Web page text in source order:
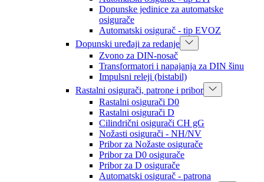
Dopunske jedinice za automatske
osigurače
Automatski osigurač - tip EVOZ
Dopunski uređaji za redanje
Zvono za DIN-nosač
Transformatori i napajanja za DIN šinu
Impulsni releji (bistabil)
Rastalni osigurači, patrone i pribor
Rastalni osigurači D0
Rastalni osigurači D
Cilindrični osigurači CH gG
Nožasti osigurači - NH/NV
Pribor za Nožaste osigurače
Pribor za D0 osigurače
Pribor za D osigurače
Automatski osigurač - patrona